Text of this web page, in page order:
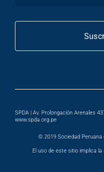
SPDA | Av. Prolongación Arenales
www.spda.org.pe
© 2019Sociedad Peruana
El uso de este sitio implica